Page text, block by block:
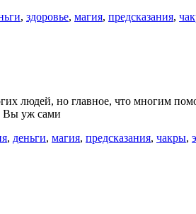
, здоровье, магия, предсказания,
людей, но главное, что многим
Вы уж сами
, деньги, магия, предсказания, чакры,